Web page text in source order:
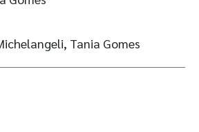
Tania Gomes